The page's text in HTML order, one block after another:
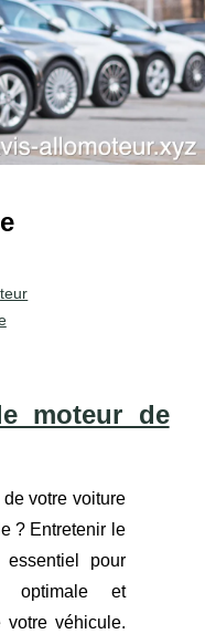
moteur de
votre voiture
? Entretenir le
pour
optimale et
véhicule.